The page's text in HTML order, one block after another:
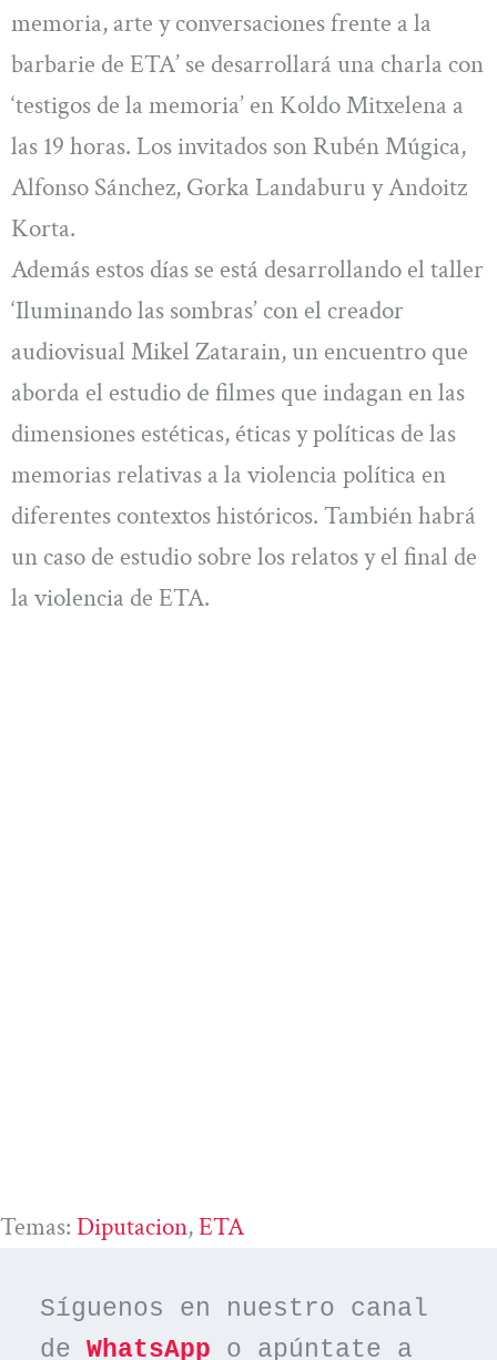
memoria, arte y conversaciones frente a la
barbarie de ETA’ se desarrollará una charla con
‘testigos de la memoria’ en Koldo Mitxelena a
las 19 horas. Los invitados son Rubén Múgica,
Alfonso Sánchez, Gorka Landaburu y Andoitz
Korta.
Además estos días se está desarrollando el taller
‘Iluminando las sombras’ con el creador
audiovisual Mikel Zatarain, un encuentro que
aborda el estudio de filmes que indagan en las
dimensiones estéticas, éticas y políticas de las
memorias relativas a la violencia política en
diferentes contextos históricos. También habrá
un caso de estudio sobre los relatos y el final de
la violencia de ETA.
Temas: Diputacion, ETA
Síguenos en nuestro canal
de WhatsApp o apúntate a